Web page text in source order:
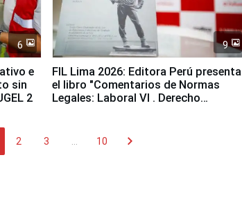
6
e
sin
2
9
FIL Lima 2026: Editora Perú presenta
el libro "Comentarios de Normas
Legales: Laboral Vl . Derecho
2 3 10 chevron_right